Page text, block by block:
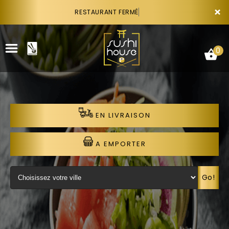
×
RESTAURANT FERMÉ
VOTRE COMPTE
NOTRE RESTAURANT
VOS AVIS
0
EN LIVRAISON
A EMPORTER
Go!